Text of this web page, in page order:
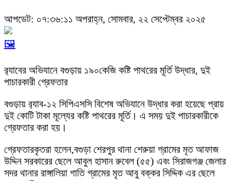
আপডেট: ০৭:৩৬:১১ অপরাহ্ন, সোমবার, ২২ সেপ্টেম্বর ২০২৫
🖼️
র‍্যাবের অভিযানে বগুড়ায় ১৯০কেজি কষ্টি পাথরের মূর্তি উদ্ধার, দুই
পাচারকারী গ্রেফতার
বগুড়ায় র‍্যাব-১২ সিপিএসসি বিশেষ অভিযানে উদ্ধার করা হয়েছে প্রায়
দুই কোটি টাকা মূল্যের কষ্টি পাথরের মূর্তি। এ সময় দুই পাচারকারীকে
গ্রেফতার করা হয়।
গ্রেফতারকৃতরা হলেন,বগুড়া শেরপুর থানা শেরুয়া গ্রামের মৃত আফাজ
উদ্দিন সরকারের ছেলে আবুল হাসান রুবেল (৫৫) এবং সিরাজগঞ্জ জেলার
সদর থানার রাঙ্গালিয়া গাতি গ্রামের মৃত আবু বক্কর সিদ্দিক এর ছেলে